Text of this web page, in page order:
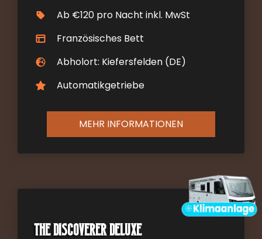
Ab €120 pro Nacht inkl. MwSt
Französisches Bett
Abholort: Kiefersfelden (DE)
Automatikgetriebe
MEHR INFORMATIONEN
The Discoverer DELUXE